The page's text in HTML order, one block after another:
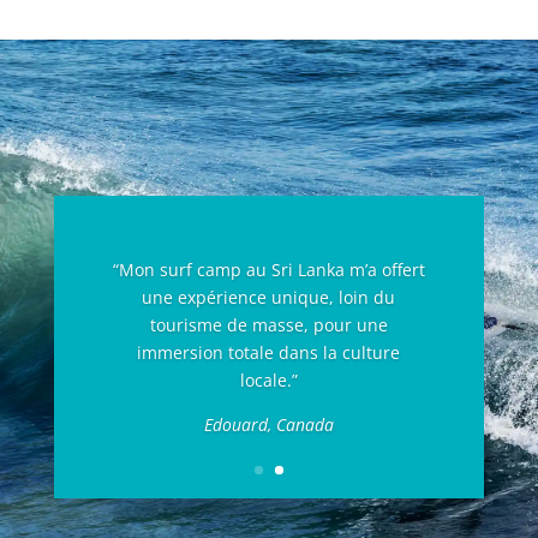
“Mon surf camp au Sri Lanka m’a offert
une expérience unique, loin du
tourisme de masse, pour une
immersion totale dans la culture
locale.”
Edouard, Canada